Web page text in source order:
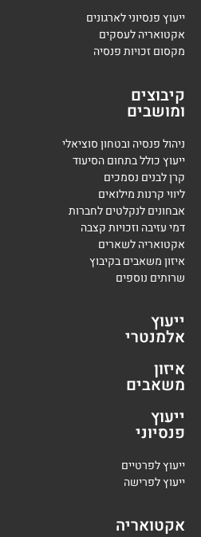
ייעוץ פנסיוני לארגונים
אקטואריה לעסקים
מקסום זכויות פנסיה
קיבוצים
ומושבים
ניהול פנסיה ובטחון סוציאלי
ייעוץ כולל בתחום הסיעוד
קרן לבנים נסמכים
ליווי קרנות מילואים
אבחונים לנקלטים לחברות
דמי עזיבה וזכויות קצבה
אקטואריה לשארים
איזון משאבים בקיבוץ
שרותים נוספים
ייעוץ
אלמנטרי
איזון
משאבים
ייעוץ
פנסיוני
ייעוץ לפרטיים
ייעוץ לפרישה
אקטואריה